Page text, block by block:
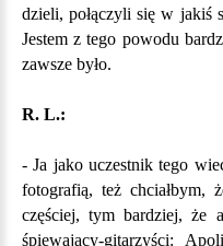
dzieli, połączyli się w jakiś
Jestem z tego powodu
zawsze było.
R. L.:
- Ja jako uczestnik tego
fotografią, też chciałbym,
częściej, tym bardziej, że
śpiewający-gitarzyści: